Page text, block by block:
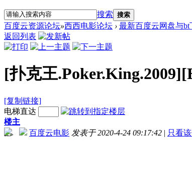
搜索 搜索
百度云资源论坛»西西电影论坛 › 最新百度云网盘与bt
返回列表
[扑克王
[复制链接]
电梯直达
楼主
百度云电影 发表于 2020-4-24 09:17:42 | 只看
-->